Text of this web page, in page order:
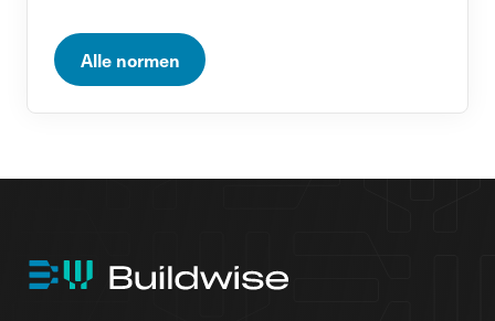
Alle normen